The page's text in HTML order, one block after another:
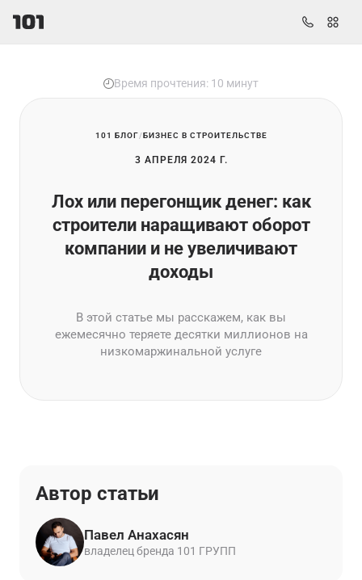
Время прочтения: 10 минут
101 БЛОГ БИЗНЕС В СТРОИТЕЛЬСТВЕ
3 АПРЕЛЯ 2024 Г.
Лох или перегонщик денег: как
строители наращивают оборот
компании и не увеличивают
доходы
В этой статье мы расскажем, как вы
ежемесячно теряете десятки миллионов на
низкомаржинальной услуге
Автор статьи
Павел Анахасян
владелец бренда 101 ГРУПП